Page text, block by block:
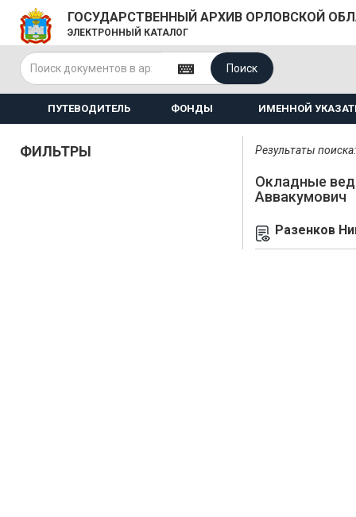
ГОСУДАРСТВЕННЫЙ АРХИВ ОРЛОВСКОЙ
ЭЛЕКТРОННЫЙ КАТАЛОГ
Поиск
ПУТЕВОДИТЕЛЬ ФОНДЫ ИМЕННОЙ
ФИЛЬТРЫ Результаты
Окладные
Аввакумович
Разенков